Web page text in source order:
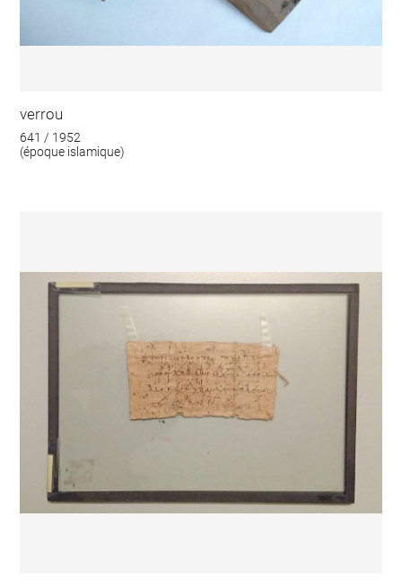
verrou
641 / 1952
(époque islamique)